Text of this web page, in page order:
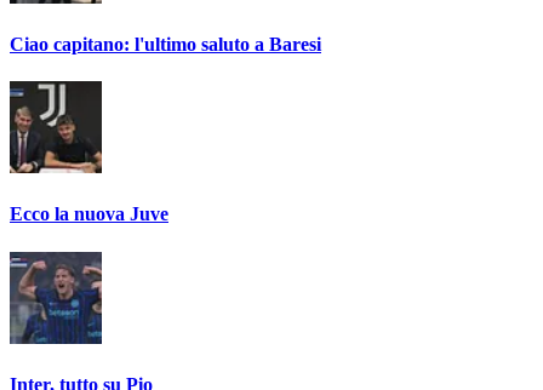
Ciao capitano: l'ultimo saluto a Baresi
Ecco la nuova Juve
Inter, tutto su Pio